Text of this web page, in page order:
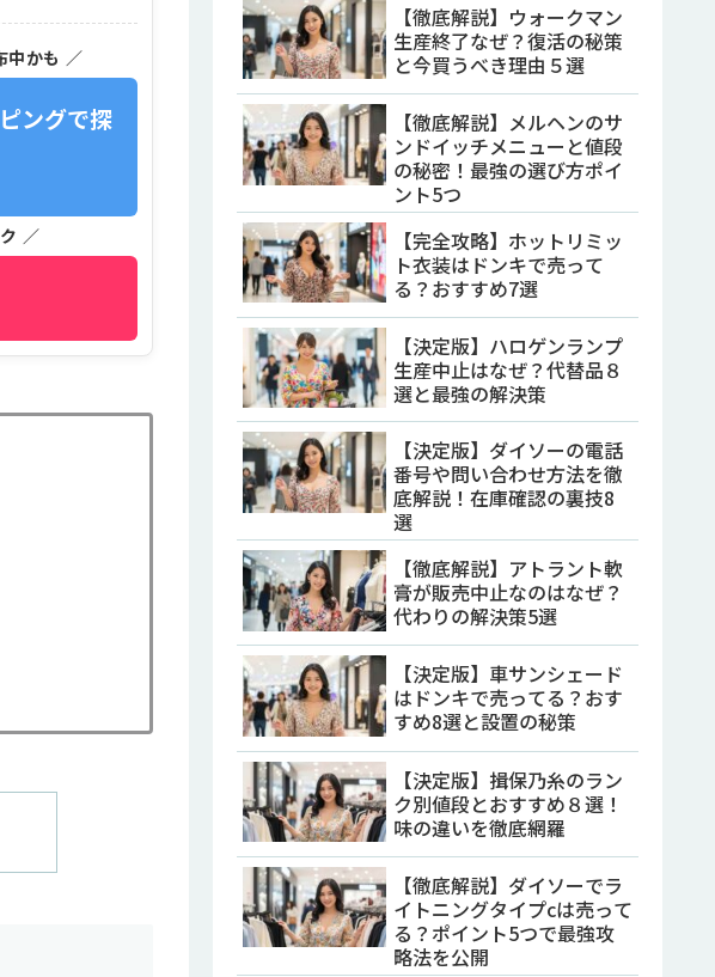
中かも ／
ングで探
／
【徹底解説】ウォークマン
生産終了なぜ？復活の秘策
と今買うべき理由５選
【徹底解説】メルヘンのサ
ンドイッチメニューと値段
の秘密！最強の選び方ポイ
ント5つ
【完全攻略】ホットリミッ
ト衣装はドンキで売って
る？おすすめ7選
【決定版】ハロゲンランプ
生産中止はなぜ？代替品８
選と最強の解決策
【決定版】ダイソーの電話
番号や問い合わせ方法を徹
底解説！在庫確認の裏技8
選
【徹底解説】アトラント軟
膏が販売中止なのはなぜ？
代わりの解決策5選
【決定版】車サンシェード
はドンキで売ってる？おす
すめ8選と設置の秘策
【決定版】揖保乃糸のラン
ク別値段とおすすめ８選！
味の違いを徹底網羅
【徹底解説】ダイソーでラ
イトニングタイプcは売って
る？ポイント5つで最強攻
略法を公開